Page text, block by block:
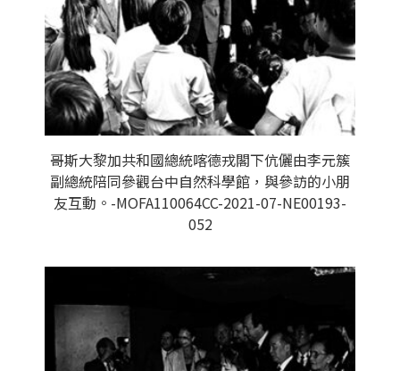
哥斯大黎加共和國總統喀德戎閣下伉儷由李元簇
副總統陪同參觀台中自然科學館，與參訪的小朋
友互動。-MOFA110064CC-2021-07-NE00193-
052